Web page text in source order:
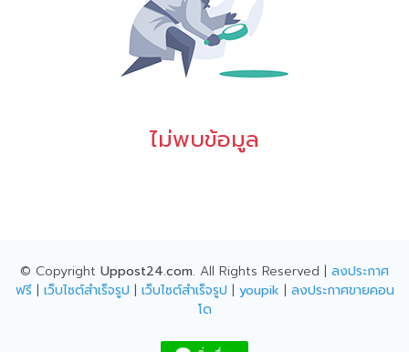
ไม่พบข้อมูล
© Copyright Uppost24.com. All Rights Reserved | ลงประกาศ
ฟรี| เว็บไซต์สำเร็จรูป | เว็บไซต์สำเร็จรูป | youpik | ลงประกาศขายคอน
โด